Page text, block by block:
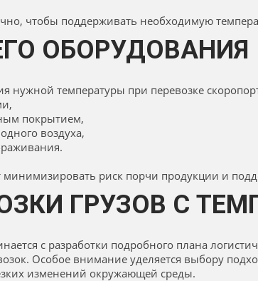
чтобы поддерживать необходимую
ОБОРУДОВАНИЯ
нужной температуры при перевозке
покрытием,
воздуха,
риск порчи продукции и
ГРУЗОВ С
с разработки подробного плана
Особое внимание уделяется выбору
изменений окружающей среды.